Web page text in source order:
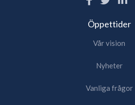
Öppettider
Vår vision
Nyheter
Vanliga frågor